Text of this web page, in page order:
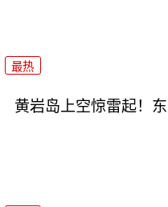
最热
黄岩岛上空惊雷起！